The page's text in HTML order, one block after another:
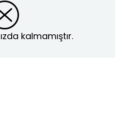
kalmamıştır.